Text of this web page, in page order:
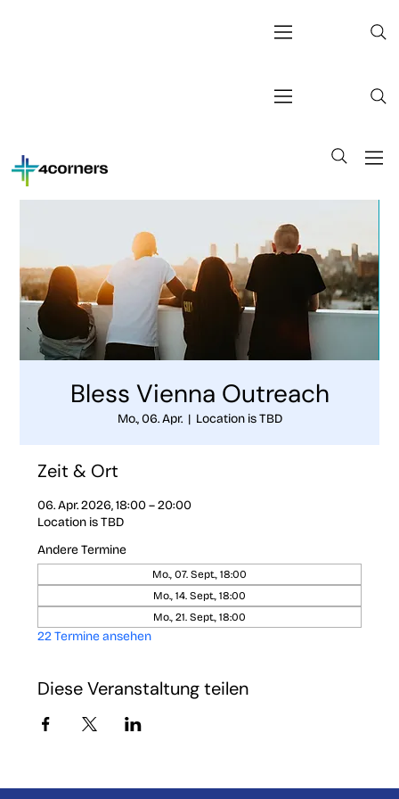
Bless Vienna Outreach
Mo., 06. Apr.
  |
Location is TBD
Zeit & Ort
06. Apr. 2026, 18:00 – 20:00
Location is TBD
Andere Termine
Mo., 07. Sept., 18:00
Mo., 14. Sept., 18:00
Mo., 21. Sept., 18:00
22 Termine ansehen
Diese Veranstaltung teilen